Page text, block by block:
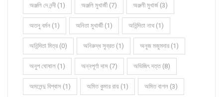
অঞ্জলি দে নন্দী (1) অঞ্জলি মুখার্জী (7) অঞ্জলী মুখার্জ (3)
অতনু বর্মন (1) অনিতা মুখার্জী (1) অনিন্দিতা নাথ (1)
অনিন্দিতা মিত্র (0) অনিরুদ্ধ সুব্রত (1) অনুজ মজুমদার (1)
অনুপ ঘোষাল (1) অন্নপূর্ণা দাস (7) অভিজিৎ দত্ত (8)
অমলেন্দু বিশ্বাস (1) অমিত কুমার রায় (1) অমিত বাগল (3)